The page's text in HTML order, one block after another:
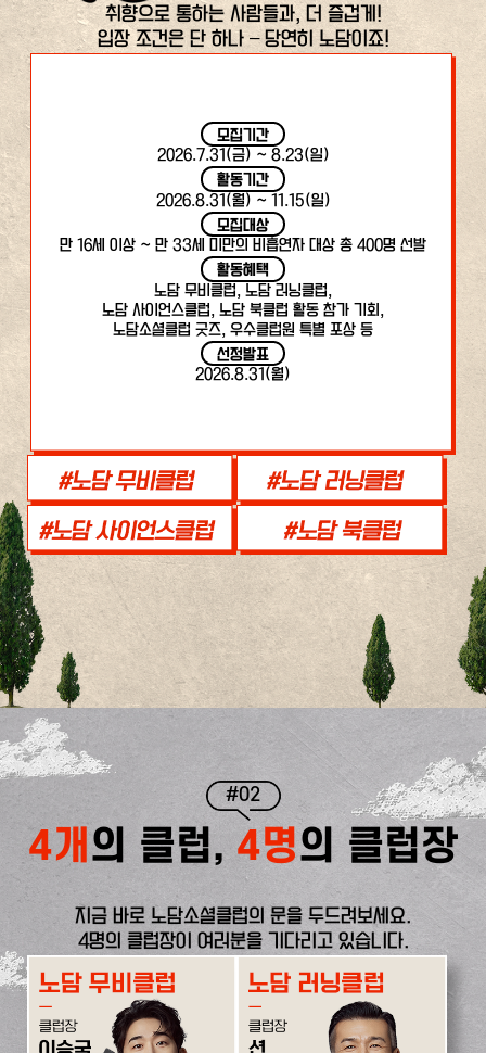
취향으로 통하는 사람들과, 더 즐겁게!
입장 조건은 단 하나 – 당연히 노담이죠!
모집기간
2026.7.31(금) ~ 8.23(일)
활동기간
2026.8.31(월) ~ 11.15(일)
모집대상
만 16세 이상 ~ 만 33세 미만의 비흡연자 대상 총 400명 선발
활동혜택
노담 무비클럽, 노담 러닝클럽,
노담 사이언스클럽, 노담 북클럽 활동 참가 기회,
노담소셜클럽 굿즈, 우수클럽원 특별 포상 등
선정발표
2026.8.31(월)
#02
4개 의 클럽, 4명의 클럽장
지금 바로 노담소셜클럽의 문을 두드려보세요.
4명의 클럽장이 여러분을 기다리고 있습니다.